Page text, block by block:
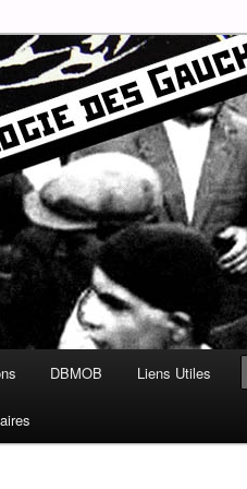
des
trotskysme, anarchisme,
DBMOB Liens Utiles